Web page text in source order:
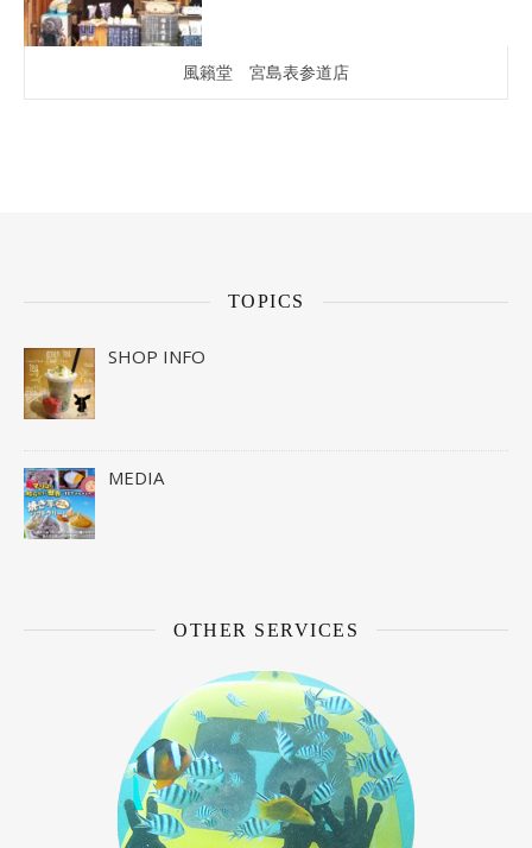
風籟堂 宮島表参道店
TOPICS
SHOP INFO
MEDIA
OTHER SERVICES